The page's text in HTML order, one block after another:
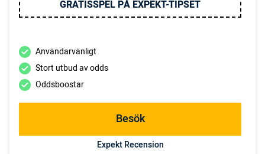
GRATISSPEL PÅ EXPEKT-TIPSET
Användarvänligt
Stort utbud av odds
Oddsboostar
Besök
Expekt Recension